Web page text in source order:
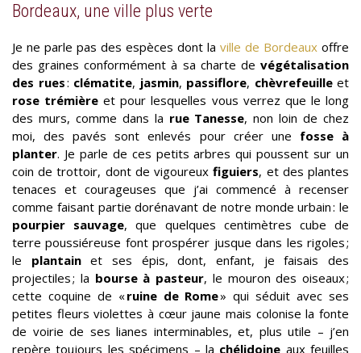
Bordeaux, une ville plus verte
Je ne parle pas des espèces dont la ville de Bordeaux offre
des graines conformément à sa charte de végétalisation
des rues: clématite, jasmin, passiflore, chèvrefeuilleet
rose trémière et pour lesquelles vous verrez que le long
des murs, comme dans la rue Tanesse, non loin de chez
moi, des pavés sont enlevés pour créer une fosse à
planter. Je parle de ces petits arbres qui poussent sur un
coin de trottoir, dont de vigoureuxfiguiers, et des plantes
tenaces et courageuses que j’ai commencé à recenser
comme faisant partie dorénavant de notre monde urbain : le
pourpier sauvage, que quelques centimètres cube de
terre poussiéreuse font prospérer jusque dans les rigoles ;
le plantainet ses épis, dont, enfant, je faisais des
projectiles ; la bourse à pasteur, le mouron des oiseaux ;
cette coquine de «ruine de Rome» qui séduit avec ses
petites fleurs violettes à cœur jaune mais colonise la fonte
de voirie de ses lianes interminables, et, plus utile – j’en
repère toujours les spécimens – la chélidoine aux feuilles